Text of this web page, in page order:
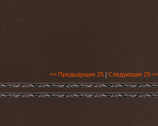
<< Предыдущие 25 Следующие 25